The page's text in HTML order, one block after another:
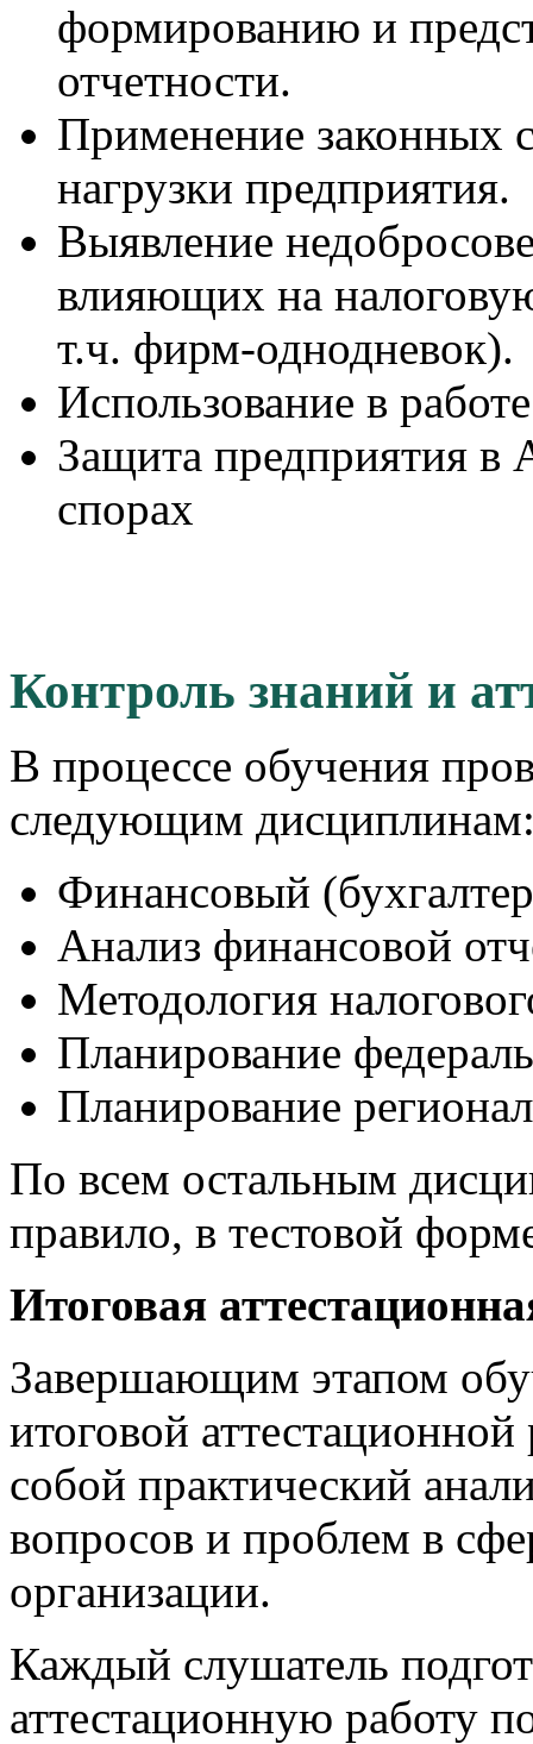
формированию и
отчетности.
Применение законных
нагрузки предприятия.
Выявление
влияющих на
т.ч. фирм-однодневок).
Использование в
Защита предприятия в
спорах
Контроль знаний и
В процессе обучения
следующим
Финансовый
Анализ финансовой
Методология
Планирование
Планирование
По всем остальным
правило, в тестовой
Итоговая
Завершающим этапом
итоговой аттестационной
собой практический
вопросов и проблем в
организации.
Каждый слушатель
аттестационную работу